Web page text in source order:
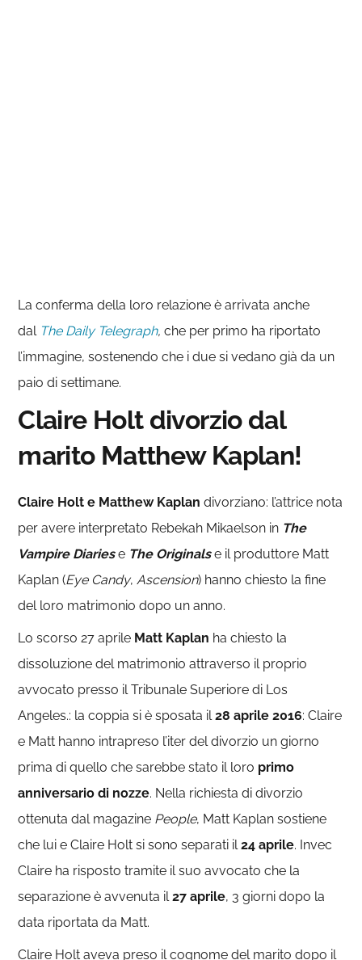
La conferma della loro relazione è arrivata anche
dal The Daily Telegraph,che per primo ha riportato
l’immagine, sostenendo che i due si vedano già da un
paio di settimane.
Claire Holt divorzio dal
marito Matthew Kaplan!
Claire Holt e Matthew Kaplan divorziano: l’attrice nota
per avere interpretato Rebekah Mikaelson in The
Vampire Diariese The Originalse il produttore Matt
Kaplan (Eye Candy,Ascension) hanno chiesto la fine
del loro matrimonio dopo un anno.
Lo scorso 27 aprile Matt Kaplan ha chiesto la
dissoluzione del matrimonio attraverso il proprio
avvocato presso il Tribunale Superiore di Los
Angeles.: la coppia si è sposata il28 aprile 2016: Claire
e Matt hanno intrapreso l’iter del divorzio un giorno
prima di quello che sarebbe stato il loro primo
anniversario di nozze. Nella richiesta di divorzio
ottenuta dal magazine People, Matt Kaplan sostiene
che lui e Claire Holt si sono separati il24 aprile. Invec
Claire ha risposto tramite il suo avvocato che la
separazione è avvenuta il27 aprile, 3 giorni dopo la
data riportata da Matt.
Claire Holt aveva preso il cognome del marito dopo il